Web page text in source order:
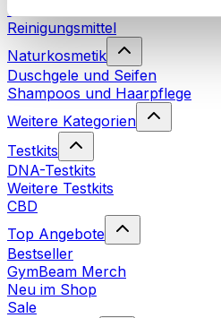
Waschmittel
Reinigungsmittel
Naturkosmetik
Duschgele und Seifen
Shampoos und Haarpflege
Weitere Kategorien
Testkits
DNA-Testkits
Weitere Testkits
CBD
Top Angebote
Bestseller
GymBeam Merch
Neu im Shop
Sale